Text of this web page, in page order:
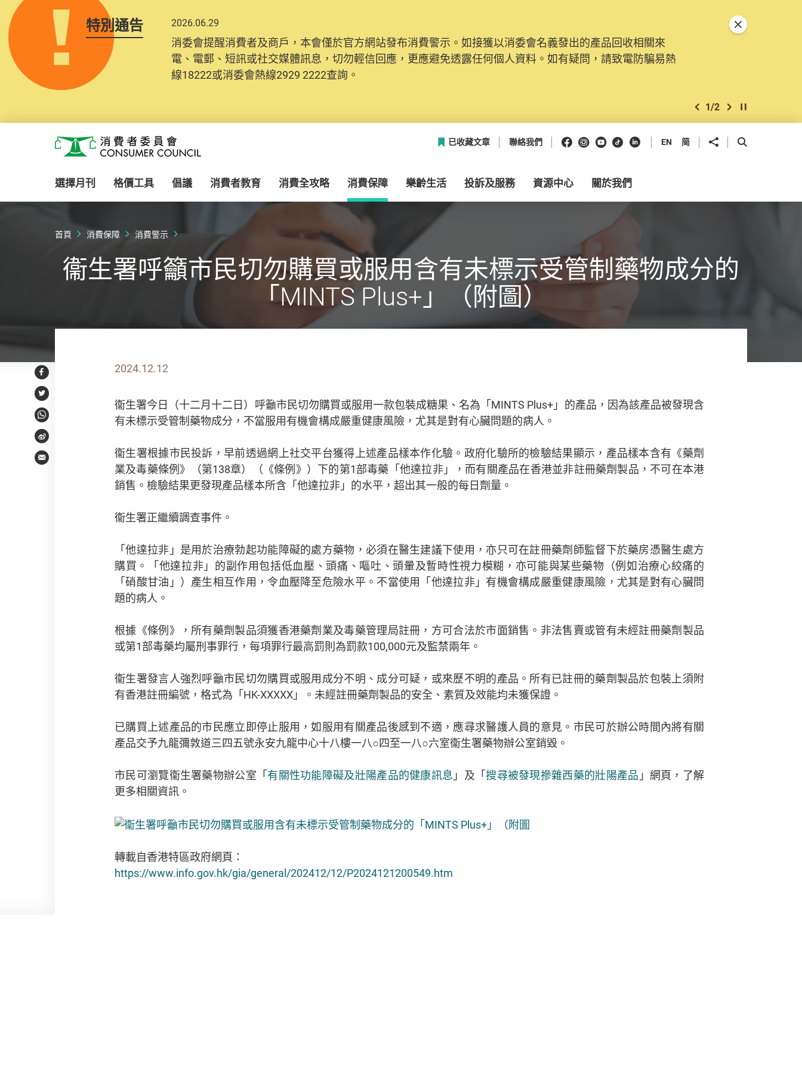
特別通告 2026.06.29
消委會提醒消費者及商戶，本會僅於官方網站發布消費警示。如接獲以消委會名義發出的產品回收相關來
電、電郵、短訊或社交媒體訊息，切勿輕信回應，更應避免透露任何個人資料。如有疑問，請致電防騙易熱
線18222或消委會熱線2929 2222查詢。
上一個
1/2 下一個開始/暫停幻燈
關閉特別通告
消費者委員會
已收藏文章 聯絡我們 Facebook
Instagram
Youtube
抖音領英 EN 简 分享到 開啟搜尋框
選擇月刊 格價工具 倡議 消費者教育 消費全攻略 消費保障 樂齡生活 投訴及服務 資源中心 關於我們
首頁 消費保障 消費警示
衞生署呼籲市民切勿購買或服用含有未標示受管制藥物成分的
「MINTS Plus+」（附圖）
Facebook
Twitter
WhatsApp
Weibo
Email
2024.12.12
衞生署今日（十二月十二日）呼籲市民切勿購買或服用一款包裝成糖果、名為「MINTS Plus+」的產品，因為該產品被發現含
有未標示受管制藥物成分，不當服用有機會構成嚴重健康風險，尤其是對有心臟問題的病人。
衞生署根據市民投訴，早前透過網上社交平台獲得上述產品樣本作化驗。政府化驗所的檢驗結果顯示，產品樣本含有《藥劑
業及毒藥條例》（第138章）（《條例》）下的第1部毒藥「他達拉非」，而有關產品在香港並非註冊藥劑製品，不可在本港
銷售。檢驗結果更發現產品樣本所含「他達拉非」的水平，超出其一般的每日劑量。
衞生署正繼續調查事件。
「他達拉非」是用於治療勃起功能障礙的處方藥物，必須在醫生建議下使用，亦只可在註冊藥劑師監督下於藥房憑醫生處方
購買。「他達拉非」的副作用包括低血壓、頭痛、嘔吐、頭暈及暫時性視力模糊，亦可能與某些藥物（例如治療心絞痛的
「硝酸甘油」）產生相互作用，令血壓降至危險水平。不當使用「他達拉非」有機會構成嚴重健康風險，尤其是對有心臟問
題的病人。
根據《條例》，所有藥劑製品須獲香港藥劑業及毒藥管理局註冊，方可合法於市面銷售。非法售賣或管有未經註冊藥劑製品
或第1部毒藥均屬刑事罪行，每項罪行最高罰則為罰款100,000元及監禁兩年。
衞生署發言人強烈呼籲市民切勿購買或服用成分不明、成分可疑，或來歷不明的產品。所有已註冊的藥劑製品於包裝上須附
有香港註冊編號，格式為「HK-XXXXX」。未經註冊藥劑製品的安全、素質及效能均未獲保證。
已購買上述產品的市民應立即停止服用，如服用有關產品後感到不適，應尋求醫護人員的意見。市民可於辦公時間內將有關
產品交予九龍彌敦道三四五號永安九龍中心十八樓一八○四至一八○六室衞生署藥物辦公室銷毀。
市民可瀏覽衞生署藥物辦公室「有關性功能障礙及壯陽產品的健康訊息 」及「搜尋被發現摻雜西藥的壯陽產品 」網頁，了解
更多相關資訊。
轉載自香港特區政府網頁：
https://www.info.gov.hk/gia/general/202412/12/P2024121200549.htm